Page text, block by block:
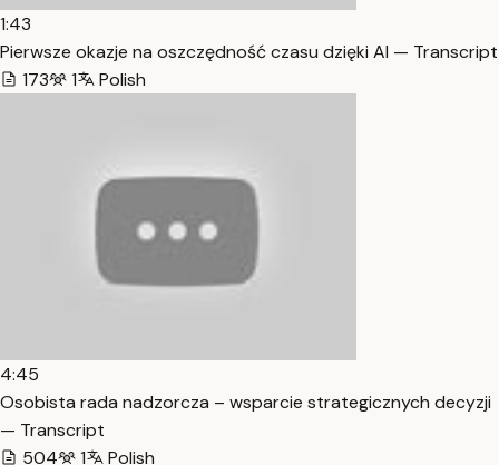
1:43
Pierwsze okazje na oszczędność czasu dzięki AI — Transcript
173
1 Polish
4:45
Osobista rada nadzorcza – wsparcie strategicznych decyzji
— Transcript
504
1 Polish